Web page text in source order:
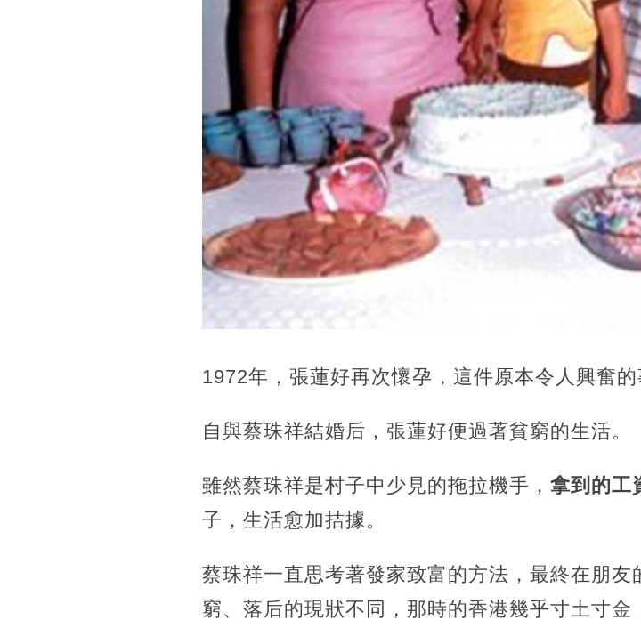
1972年，張蓮好再次懷孕，這件原本令人興奮的
自與蔡珠祥結婚后，張蓮好便過著貧窮的生活。
雖然蔡珠祥是村子中少見的拖拉機手， 拿到的工
子，生活愈加拮據。
蔡珠祥一直思考著發家致富的方法，最終在朋
窮、落后的現狀不同，那時的香港幾乎寸土寸金